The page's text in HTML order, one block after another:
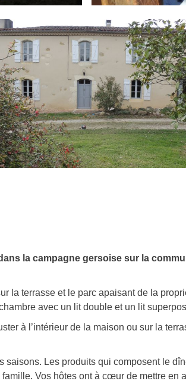
la campagne gersoise sur la
la terrasse et le parc apaisant de la
avec un lit double et un lit
à l’intérieur de la maison ou sur la
saisons. Les produits qui composent le
Vos hôtes ont à cœur de mettre en